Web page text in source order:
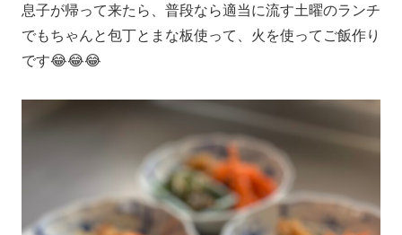
息子が帰って来たら、普段なら適当に流す土曜のランチ
でもちゃんと包丁とまな板使って、火を使ってご飯作り
です😂😂😂